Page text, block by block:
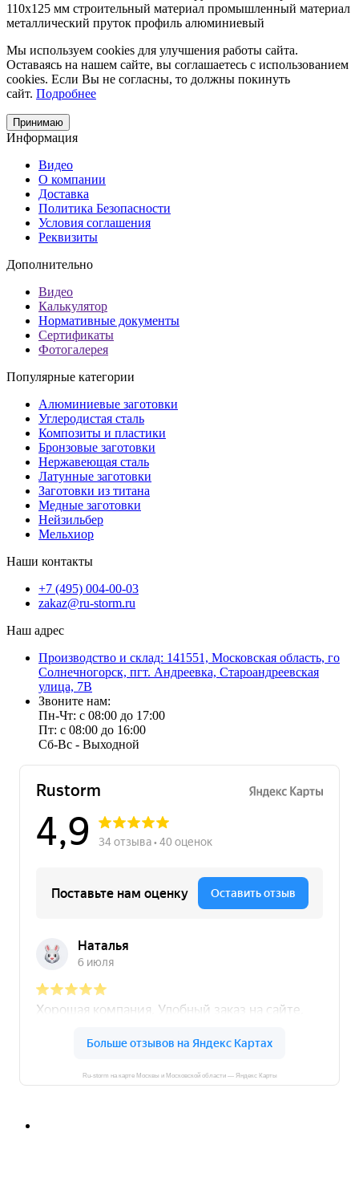
110х125 мм строительный материал промышленный материал
металлический пруток профиль алюминиевый
Мы используем cookies для улучшения работы сайта.
Оставаясь на нашем сайте, вы соглашаетесь с использованием
cookies. Если Вы не согласны, то должны покинуть
сайт. Подробнее
Принимаю
Информация
Видео
О компании
Доставка
Политика Безопасности
Условия соглашения
Реквизиты
Дополнительно
Видео
Калькулятор
Нормативные документы
Сертификаты
Фотогалерея
Популярные категории
Алюминиевые заготовки
Углеродистая сталь
Композиты и пластики
Бронзовые заготовки
Нержавеющая сталь
Латунные заготовки
Заготовки из титана
Медные заготовки
Нейзильбер
Мельхиор
Наши контакты
+7 (495) 004-00-03
zakaz@ru-storm.ru
Наш адрес
Производство и склад: 141551, Московская область, го
Солнечногорск, пгт. Андреевка, Староандреевская
улица, 7В
Звоните нам:
Пн-Чт: с 08:00 до 17:00
Пт: с 08:00 до 16:00
Сб-Вс - Выходной
Ru-storm на карте Москвы и Московской области — Яндекс Карты